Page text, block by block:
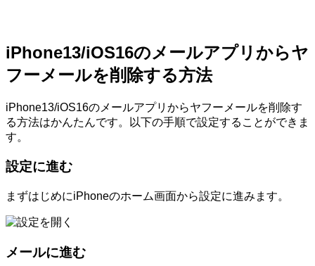
iPhone13/iOS16のメールアプリからヤ
フーメールを削除する方法
iPhone13/iOS16のメールアプリからヤフーメールを削除す
る方法はかんたんです。以下の手順で設定することができま
す。
設定に進む
まずはじめにiPhoneのホーム画面から設定に進みます。
メールに進む